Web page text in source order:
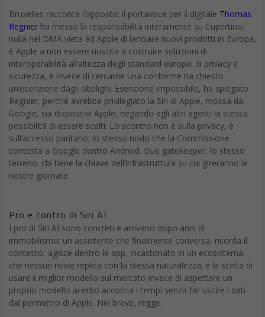
Bruxelles racconta l’opposto: il portavoce per il digitale Thomas
Regnier ha messo la responsabilità interamente su Cupertino:
nulla nel DMA vieta ad Apple di lanciare nuovi prodotti in Europa,
è Apple a non essere riuscita a costruire soluzioni di
interoperabilità all’altezza degli standard europei di privacy e
sicurezza, e invece di cercarne una conforme ha chiesto
un’esenzione dagli obblighi. Esenzione impossibile, ha spiegato
Regnier, perché avrebbe privilegiato la Siri di Apple, mossa da
Google, sui dispositivi Apple, negando agli altri agenti la stessa
possibilità di essere scelti. Lo scontro non è sulla privacy, è
sull’accesso paritario; lo stesso nodo che la Commissione
contesta a Google dentro Android. Due gatekeeper, lo stesso
terreno: chi tiene la chiave dell’infrastruttura su cui gireranno le
nostre giornate.
Pro e contro di Siri AI
I pro di Siri AI sono concreti e arrivano dopo anni di
immobilismo: un assistente che finalmente conversa, ricorda il
contesto, agisce dentro le app, incastonato in un ecosistema
che nessun rivale replica con la stessa naturalezza; e la scelta di
usare il miglior modello sul mercato invece di aspettare un
proprio modello acerbo accorcia i tempi senza far uscire i dati
dal perimetro di Apple. Nel breve, regge.